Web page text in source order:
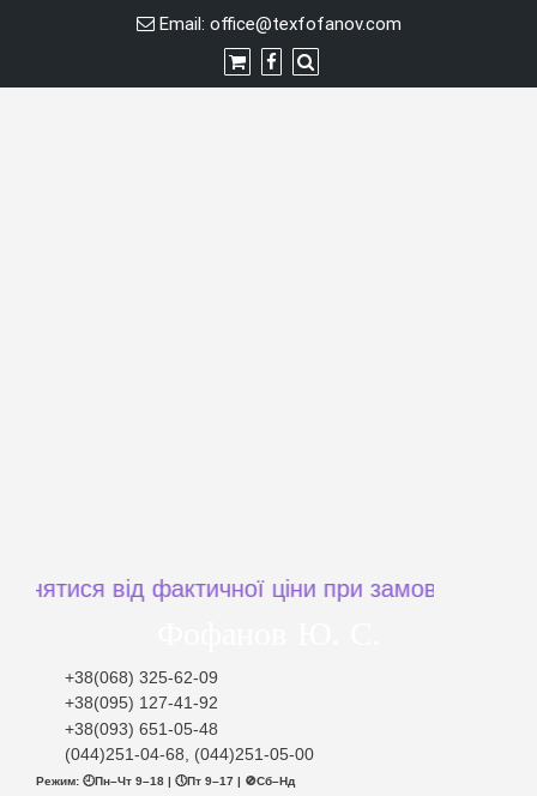
Email: office@texfofanov.com
від фактичної ціни при замовленні
+38(068) 325-62-09
+38(095) 127-41-92
+38(093) 651-05-48
(044)251-04-68, (044)251-05-00
Режим: 🕘Пн–Чт 9–18 | 🕔Пт 9–17 | 🚫Сб–Нд